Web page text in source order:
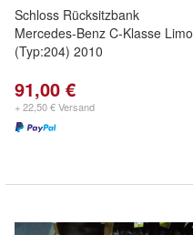
Schloss Rücksitzbank
Mercedes-Benz C-Klasse Limo
(Typ:204) 2010
91,00 €
+ 22,50 € Versand